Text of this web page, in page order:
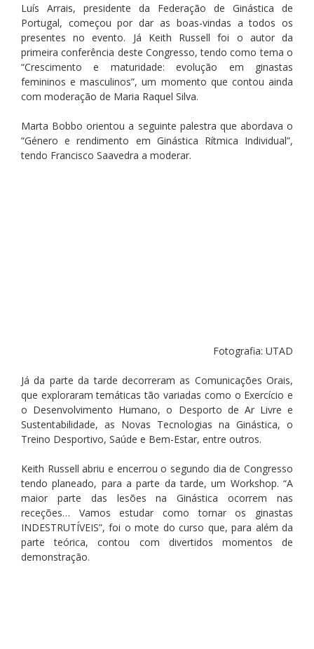
Luís Arrais, presidente da Federação de Ginástica de
Portugal, começou por dar as boas-vindas a todos os
presentes no evento. Já Keith Russell foi o autor da
primeira conferência deste Congresso, tendo como tema o
“Crescimento e maturidade: evolução em ginastas
femininos e masculinos”, um momento que contou ainda
com moderação de Maria Raquel Silva.
Marta Bobbo orientou a seguinte palestra que abordava o
“Género e rendimento em Ginástica Rítmica Individual”,
tendo Francisco Saavedra a moderar.
Fotografia: UTAD
Já da parte da tarde decorreram as Comunicações Orais,
que exploraram temáticas tão variadas como o Exercício e
o Desenvolvimento Humano, o Desporto de Ar Livre e
Sustentabilidade, as Novas Tecnologias na Ginástica, o
Treino Desportivo, Saúde e Bem-Estar, entre outros.
Keith Russell abriu e encerrou o segundo dia de Congresso
tendo planeado, para a parte da tarde, um Workshop. “A
maior parte das lesões na Ginástica ocorrem nas
receções… Vamos estudar como tornar os ginastas
INDESTRUTÍVEIS”, foi o mote do curso que, para além da
parte teórica, contou com divertidos momentos de
demonstração.